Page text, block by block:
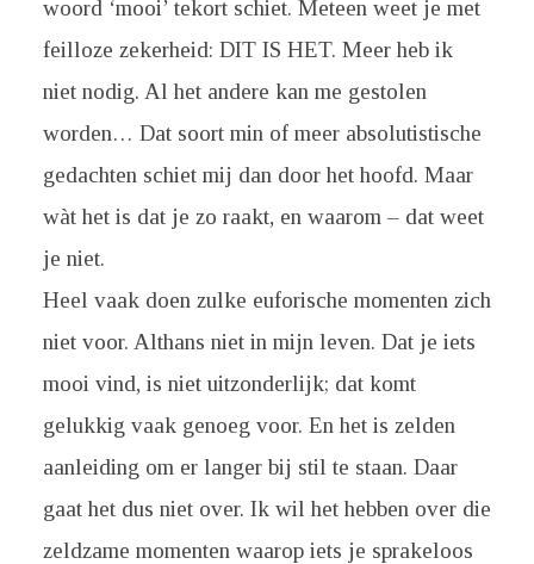
woord ‘mooi’ tekort schiet. Meteen weet je met
feilloze zekerheid: DIT IS HET. Meer heb ik
niet nodig. Al het andere kan me gestolen
worden… Dat soort min of meer absolutistische
gedachten schiet mij dan door het hoofd. Maar
wàt het is dat je zo raakt, en waarom – dat weet
je niet.
Heel vaak doen zulke euforische momenten zich
niet voor. Althans niet in mijn leven. Dat je iets
mooi vind, is niet uitzonderlijk; dat komt
gelukkig vaak genoeg voor. En het is zelden
aanleiding om er langer bij stil te staan. Daar
gaat het dus niet over. Ik wil het hebben over die
zeldzame momenten waarop iets je sprakeloos